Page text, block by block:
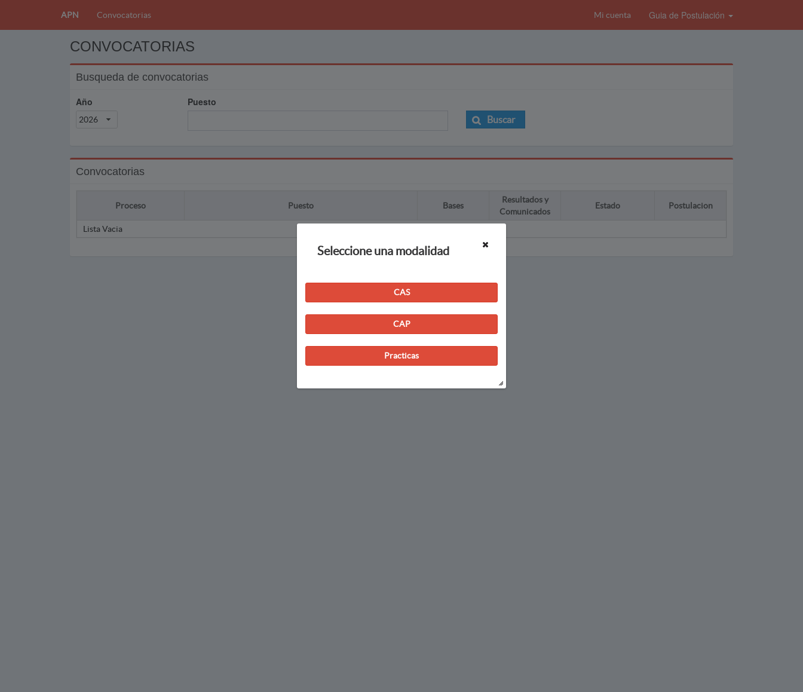
APN Convocatorias Mi cuenta Guia de Postulación
CONVOCATORIAS
Busqueda de convocatorias
Año
2026
Puesto
Buscar
Convocatorias
Proceso Puesto Bases
Resultados y
Comunicados
Estado Postulacion
Lista Vacia
Seleccione una modalidad
CAS
CAP
Practicas